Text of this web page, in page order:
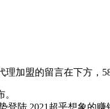
理加盟的留言在下方，